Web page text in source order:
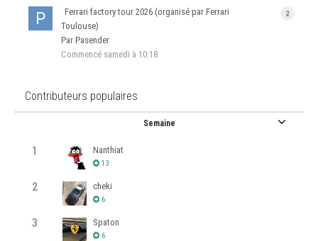
2
Ferrari factory tour 2026 (organisé par Ferrari
Toulouse)
Par Pasender
Commencé samedi à 10:18
Contributeurs populaires
Semaine
1 Nanthiat
13
2 cheki
6
3 Spaton
6